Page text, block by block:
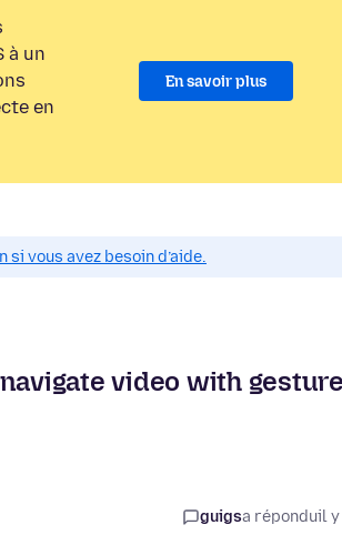
à un
en
En savoir plus
vous avez besoin d’aide.
video with
guigsa réponduil y